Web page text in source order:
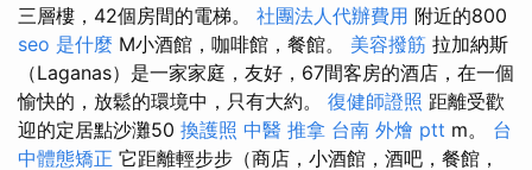
三層樓，42個房間的電梯。 社團法人代辦費用 附近的800
seo 是什麼 M小酒館，咖啡館，餐館。 美容撥筋 拉加納斯
（Laganas）是一家家庭，友好，67間客房的酒店，在一個
愉快的，放鬆的環境中，只有大約。 復健師證照 距離受歡
迎的定居點沙灘50 換護照 中醫 推拿 台南 外燴 ptt m。 台
中體態矯正 它距離輕步步（商店，小酒館，酒吧，餐館，